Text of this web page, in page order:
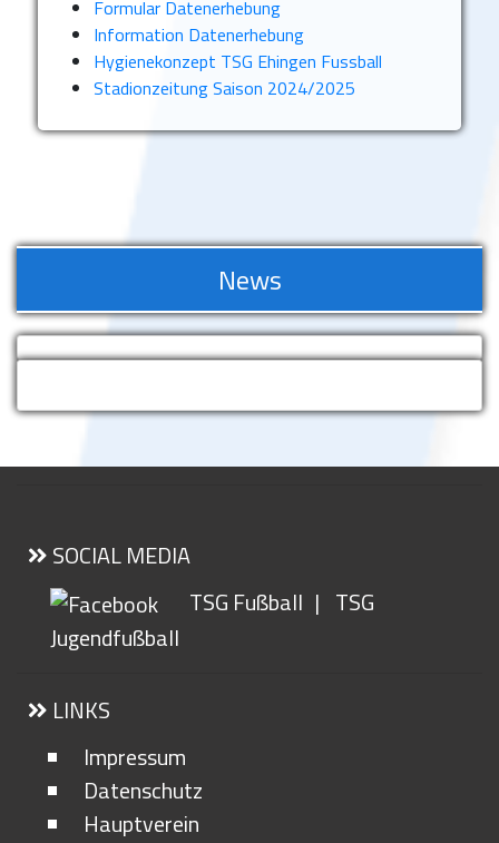
Formular Datenerhebung
Information Datenerhebung
Hygienekonzept TSG Ehingen Fussball
Stadionzeitung Saison 2024/2025
News
SOCIAL MEDIA
TSG Fußball | TSG
Jugendfußball
LINKS
Impressum
Datenschutz
Hauptverein